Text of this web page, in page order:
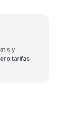
y
tarifas